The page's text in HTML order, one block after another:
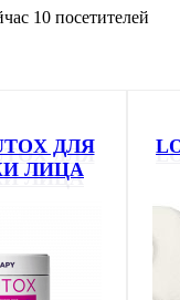
10 посетителей
ДЛЯ
ЛИЦА